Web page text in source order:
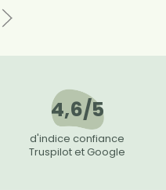
4,6/5
d'indice confiance
Truspilot et Google